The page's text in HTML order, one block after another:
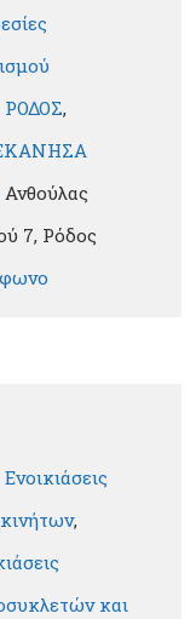
ΡΟΔΟΣ,
Ανθούλας
7, Ρόδος
Ενοικιάσεις
,
και